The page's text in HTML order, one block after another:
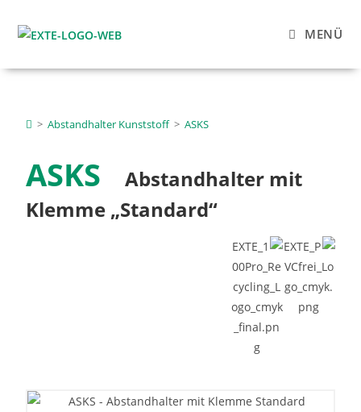
MENÜ
> Abstandhalter Kunststoff > ASKS
ASKS
Abstandhalter mit
Klemme „Standard“